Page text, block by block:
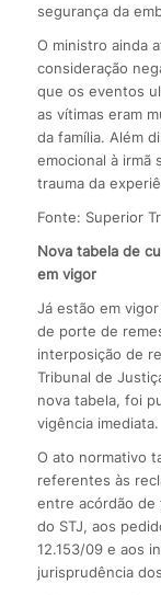
segurança da
O ministro ainda
consideração
que os eventos
as vítimas eram
da família. Além
emocional à irmã
trauma da
Fonte: Superior
Nova tabela de
em vigor
Já estão em
de porte de
interposição de
Tribunal de
nova tabela, foi
vigência imediata.
O ato normativo
referentes às
entre acórdão de
do STJ, aos
12.153/09 e aos
jurisprudência